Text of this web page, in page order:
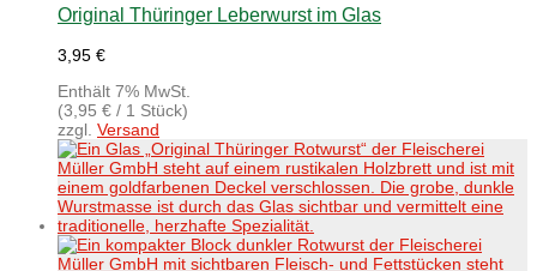
Original Thüringer Leberwurst im Glas
3,95 €
Enthält 7% MwSt.
(3,95 € / 1 Stück)
zzgl. Versand